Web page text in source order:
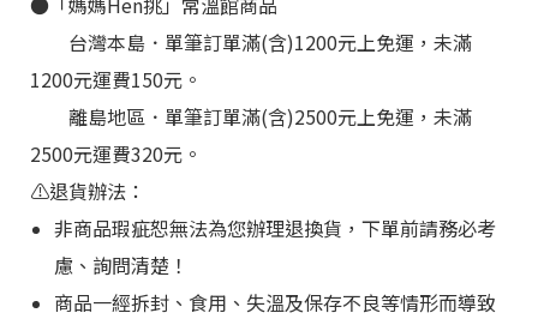
台灣本島 ． 單筆訂單滿(含)1200元上免運，未滿
1200元運費150元。
離島地區 ． 單筆訂單滿(含)2500元上免運，未滿
2500元運費320元。
⚠️退貨辦法：
非商品瑕疵恕無法為您辦理退換貨，下單前請務必考
慮、詢問清楚！
商品一經拆封、食用、失溫及保存不良等情形而導致